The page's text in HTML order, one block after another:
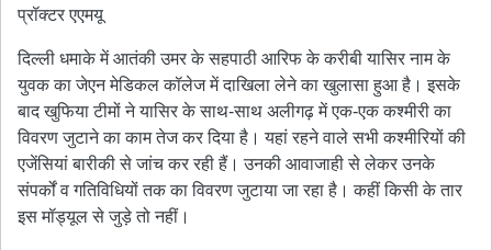
प्रॉक्टर एएमयू
दिल्ली धमाके में आतंकी उमर के सहपाठी आरिफ के करीबी यासिर नाम के
युवक का जेएन मेडिकल कॉलेज में दाखिला लेने का खुलासा हुआ है। इसके
बाद खुफिया टीमों ने यासिर के साथ-साथ अलीगढ़ में एक-एक कश्मीरी का
विवरण जुटाने का काम तेज कर दिया है। यहां रहने वाले सभी कश्मीरियों की
एजेंसियां बारीकी से जांच कर रही हैं। उनकी आवाजाही से लेकर उनके
संपर्कों व गतिविधियों तक का विवरण जुटाया जा रहा है। कहीं किसी के तार
इस मॉड्यूल से जुड़े तो नहीं।